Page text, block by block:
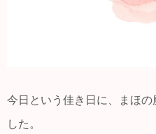
今日という佳き日に、まほ
した。